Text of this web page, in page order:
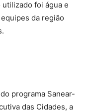
foi água e
da região
programa Sanear-
das Cidades, a